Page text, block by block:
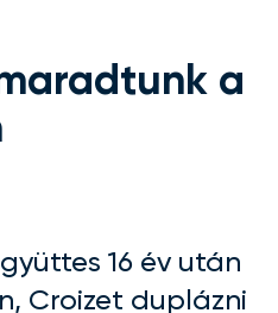
a
16 év után
Croizet duplázni